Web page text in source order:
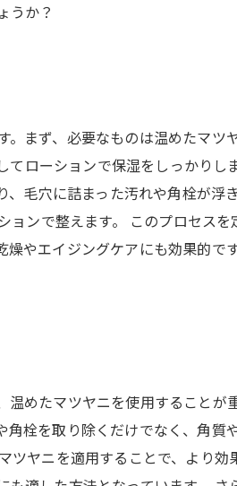
うか？
まず、必要なものは温めたマツ
ローションで保湿をしっかりし
毛穴に詰まった汚れや角栓が浮
ンで整えます。 このプロセス
やエイジングケアにも効果的で
めたマツヤニを使用することが
栓を取り除くだけでなく、角質
ヤニを適用することで、より効